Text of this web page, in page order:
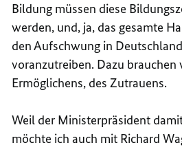
Bildung müssen diese
werden, und, ja, das gesamte
den Aufschwung in
voranzutreiben. Dazu brauchen
Ermöglichens, des Zutrauens.
Weil der Ministerpräsident
möchte ich auch mit Richard